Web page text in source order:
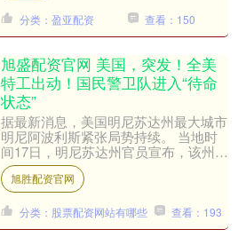
分类：盈亚配资 查看：150
旭盛配资官网 美国，突发！全美
特工出动！国民警卫队进入“待命
状态”
据最新消息，美国明尼苏达州最大城市
明尼阿波利斯紧张局势持续。 当地时
间17日，明尼苏达州官员宣布，该州国
民警卫队进入“待命状态”。另有外媒报
道称，美国联邦调查局....
旭胜配资官网
分类：股票配资网站有哪些 查看：193